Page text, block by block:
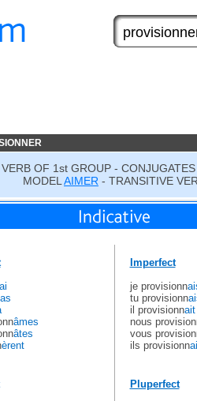
OF 1st GROUP -
MODEL AIMER - TRANSITIVE
as
âmes
âtes
èrent
Imperfect
je provisionn
tu provisionn
il provisionnait
nous
vous
ils provisionn
Pluperfect